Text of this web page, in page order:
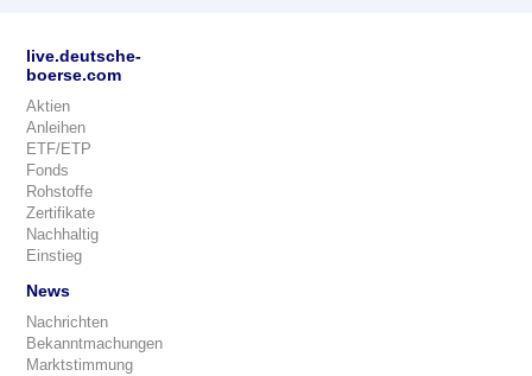
live.deutsche-
boerse.com
Aktien
Anleihen
ETF/ETP
Fonds
Rohstoffe
Zertifikate
Nachhaltig
Einstieg
News
Nachrichten
Bekanntmachungen
Marktstimmung